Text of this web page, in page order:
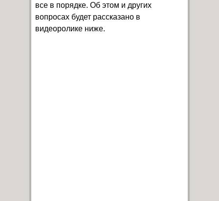
все в порядке. Об этом и других
вопросах будет рассказано в
видеоролике ниже.